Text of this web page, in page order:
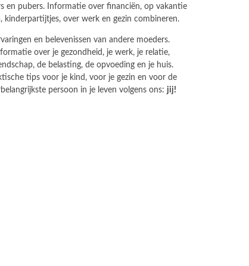
en pubers. Informatie over financiën, op vakantie
kinderpartijtjes, over werk en gezin combineren.
en belevenissen van andere moeders.
over je gezondheid, je werk, je relatie,
de belasting, de opvoeding en je huis.
tips voor je kind, voor je gezin en voor de
persoon in je leven volgens ons: jij!